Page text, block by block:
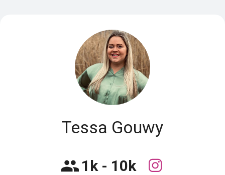
Tessa Gouwy
1k - 10k